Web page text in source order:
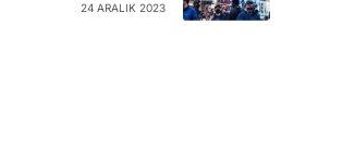
24 ARALIK 2023